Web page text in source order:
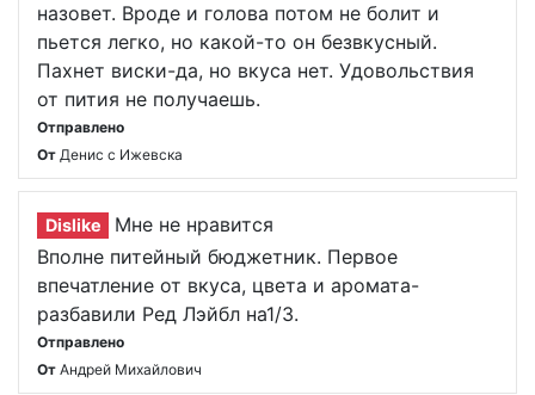
назовет. Вроде и голова потом не болит и
пьется легко, но какой-то он безвкусный.
Пахнет виски-да, но вкуса нет. Удовольствия
от пития не получаешь.
Отправлено
От Денис с Ижевска
Dislike
Мне не нравится
Вполне питейный бюджетник. Первое
впечатление от вкуса, цвета и аромата-
разбавили Ред Лэйбл на1/3.
Отправлено
От Андрей Михайлович